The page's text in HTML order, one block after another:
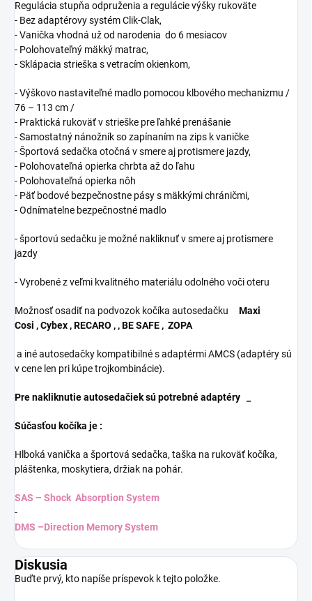
Regulácia stupňa odpruženia a regulácie výšky rukoväte
- Bez adaptérovy systém Clik-Clak,
- Vanička vhodná už od narodenia do 6 mesiacov
- Polohovateľný mäkký matrac,
- Sklápacia strieška s vetracím okienkom,
- Výškovo nastaviteľné madlo pomocou klbového mechanizmu /
76 – 113 cm /
- Praktická rukoväť v strieške pre ľahké prenášanie
- Samostatný nánožník so zapínaním na zips k vaničke
- Športová sedačka otočná v smere aj protismere jazdy,
- Polohovateľná opierka chrbta až do ľahu
- Polohovateľná opierka nôh
- Päť bodové bezpečnostne pásy s mäkkými chráničmi,
- Odnímatelne bezpečnostné madlo
- športovú sedačku je možné nakliknuť v smere aj protismere
jazdy
- Vyrobené z veľmi kvalitného materiálu odolného voči oteru
Možnosť osadiť na podvozok kočíka autosedačku
Maxi
Cosi ,Cybex , RECARO , , BE SAFE , ZOPA
a iné autosedačky kompatibilné s adaptérmi AMCS (adaptéry sú
v cene len pri kúpe trojkombinácie).
Pre nakliknutie autosedačiek sú potrebné adaptéry _
Súčasťou kočíka je :
Hlboká vanička a športová sedačka, taška na rukoväť kočíka,
pláštenka, moskytiera, držiak na pohár.
SAS – Shock Absorption System
-
DMS –Direction Memory System
Diskusia
Buďte prvý, kto napíše príspevok k tejto položke.